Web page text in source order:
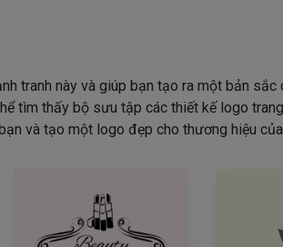
tranh này và giúp bạn tạo ra một bản
tìm thấy bộ sưu tập các thiết kế logo
và tạo một logo đẹp cho thương hiệu